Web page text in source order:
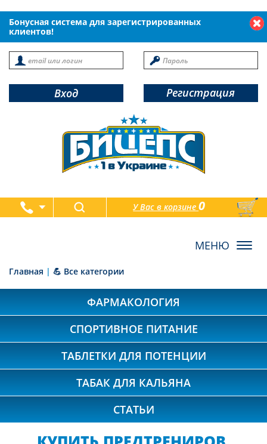
Бонусная система для зарегистрированных
клиентов!
Вход Регистрация
У Вас в корзине0
товаров
Главная | 💪 Все категории
ФАРМАКОЛОГИЯ
СПОРТИВНОЕ ПИТАНИЕ
ТАБЛЕТКИ ДЛЯ ПОТЕНЦИИ
ТАБАК ДЛЯ КАЛЬЯНА
СТАТЬИ